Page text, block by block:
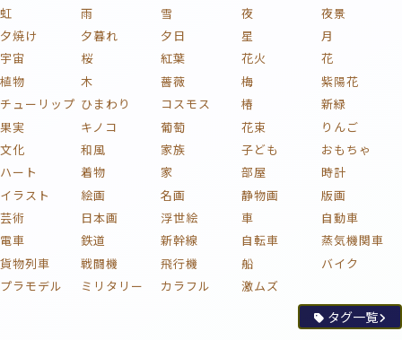
虹
雨 雪 夜
夜景
夕焼け
夕暮れ 夕日 星
月
宇宙
桜 紅葉 花火
花
植物
木 薔薇 梅
紫陽花
チューリップ ひまわり コスモス 椿
新緑
果実
キノコ 葡萄 花束
りんご
文化
和風 家族 子ども
おもちゃ
ハート
着物 家 部屋
時計
イラスト
絵画 名画 静物画
版画
芸術
日本画 浮世絵 車
自動車
電車
鉄道 新幹線 自転車
蒸気機関車
貨物列車
戦闘機 飛行機 船
バイク
プラモデル
ミリタリー カラフル 激ムズ
タグ一覧